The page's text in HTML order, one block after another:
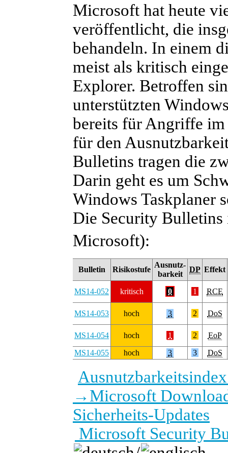
Microsoft hat heute
veröffentlicht, die
behandeln. In einem
meist als kritisch
Explorer. Betroffen
unterstützten
bereits für Angriffe im
für den
Bulletins tragen die
Darin geht es um
Windows Taskplaner
Die Security
Microsoft):
Bulletin Risikostufe
Ausnutz-
barkeit
DP Effekt
MS14-052 kritisch 0 1 RCE
MS14-053 hoch 3 2 DoS
MS14-054 hoch 1 2
EoP
MS14-055
hoch 3 3 DoS
→Microsoft
Sicherheits-Updates
Microsoft Security